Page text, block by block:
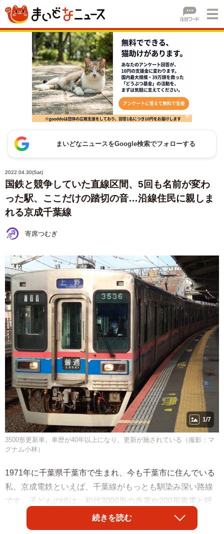
まいどなニュースをGoogle検索でフォローする
2022.04.30(Sat)
国鉄と競争していた直線区間、5回も名前が変わ
った駅、ここだけの踏切の音…沿線住民に親しま
れる京成千葉線
寄席つむぎ
1/7
3500形更新車。車歴が40年以上になり、更新が施されている（撮影：マ
グナム小林）
1971年に千葉県千葉市で生まれ、今も千葉市に住んでいる
私。京成電鉄といえば、千葉線がもっとも馴染み深い路線
です。子どもの頃は、初代3000形の赤電や200形青電と呼
ばれる電車が走っていましたね。後に赤一色になり、今は
一部を除いて3500形更新車や3000形などのステンレス車両
続きを読む